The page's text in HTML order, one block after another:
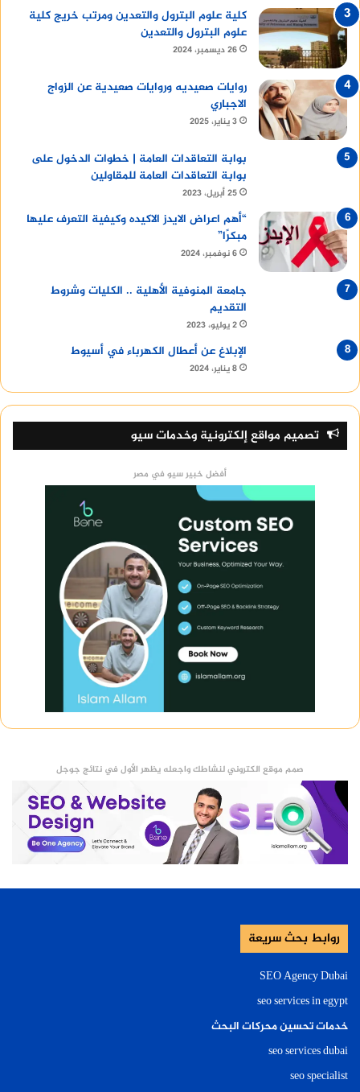
كلية علوم البترول والتعدين ومرتب خريج كلية
علوم البترول والتعدين
26 ديسمبر، 2024
روايات صعيديه وروايات صعيدية عن الزواج
الاجباري
3 يناير، 2025
بوابة التعاقدات العامة | خطوات الدخول على
بوابة التعاقدات العامة للمقاولين
25 أبريل، 2023
“أهم اعراض الايدز الاكيده وكيفية التعرف عليها
مبكرًا”
6 نوفمبر، 2024
جامعة المنوفية الأهلية .. الكليات وشروط
التقديم
2 يوليو، 2023
الإبلاغ عن أعطال الكهرباء في أسيوط
8 يناير، 2024
تصميم مواقع إلكترونية وخدمات سيو
أفضل خبير سيو في مصر
صمم موقع الكتروني لنشاطك واجعله يظهر الأول في نتائج جوجل
روابط بحث سريعة
SEO Agency Dubai
seo services in egypt
خدمات تحسين محركات البحث
seo services dubai
seo specialist